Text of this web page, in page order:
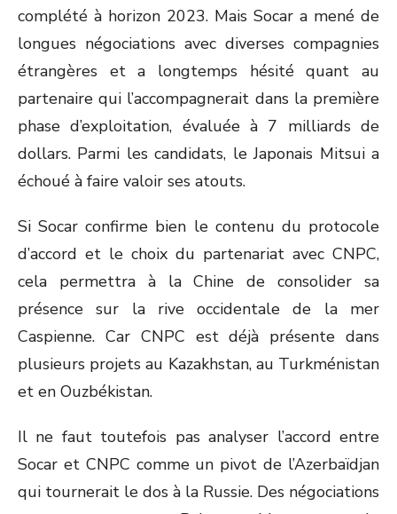
complété à horizon 2023. Mais Socar a mené de
longues négociations avec diverses compagnies
étrangères et a longtemps hésité quant au
partenaire qui l’accompagnerait dans la première
phase d’exploitation, évaluée à 7 milliards de
dollars. Parmi les candidats, le Japonais Mitsui a
échoué à faire valoir ses atouts.
Si Socar confirme bien le contenu du protocole
d’accord et le choix du partenariat avec CNPC,
cela permettra à la Chine de consolider sa
présence sur la rive occidentale de la mer
Caspienne. Car CNPC est déjà présente dans
plusieurs projets au Kazakhstan, au Turkménistan
et en Ouzbékistan.
Il ne faut toutefois pas analyser l’accord entre
Socar et CNPC comme un pivot de l’Azerbaïdjan
qui tournerait le dos à la Russie. Des négociations